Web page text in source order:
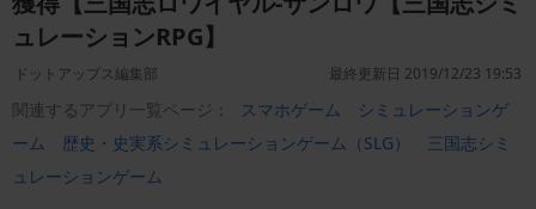
ュレーションRPG】
ドットアップス編集部 最終更新日 2019/12/23 19:53
関連するアプリ一覧ページ： スマホゲーム
シミュレーションゲ
ーム
歴史・史実系シミュレーションゲーム（SLG）
三国志シミ
ュレーションゲーム